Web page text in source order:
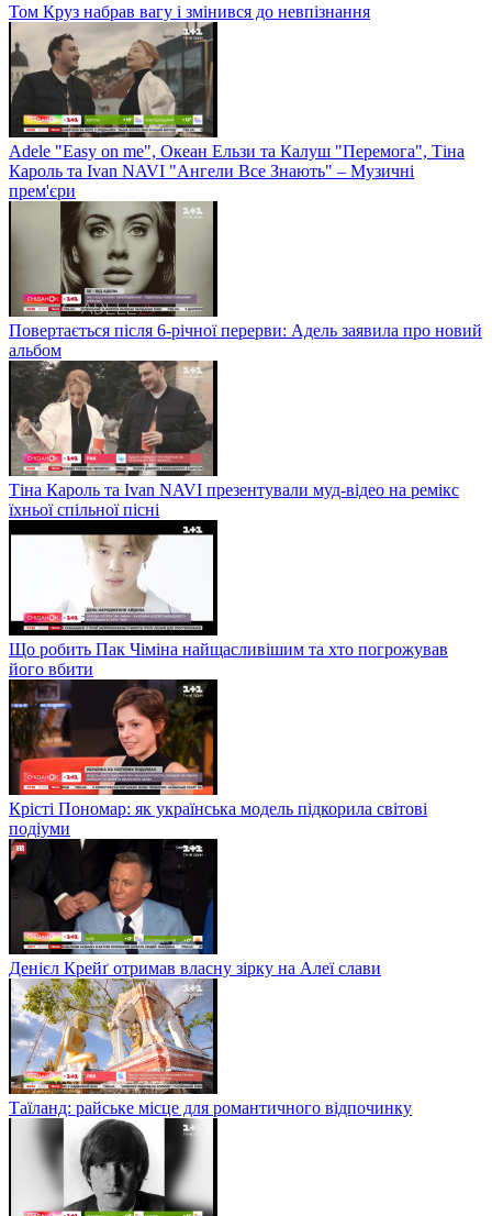
Том Круз набрав вагу і змінився до невпізнання
Adele "Easy on me", Океан Ельзи та Калуш "Перемога", Тіна
Кароль та Ivan NAVI "Ангели Все Знають" – Музичні
прем'єри
Повертається після 6-річної перерви: Адель заявила про новий
альбом
Тіна Кароль та Ivan NAVI презентували муд-відео на ремікс
їхньої спільної пісні
Що робить Пак Чіміна найщасливішим та хто погрожував
його вбити
Крісті Пономар: як українська модель підкорила світові
подіуми
Денієл Крейґ отримав власну зірку на Алеї слави
Таїланд: райське місце для романтичного відпочинку